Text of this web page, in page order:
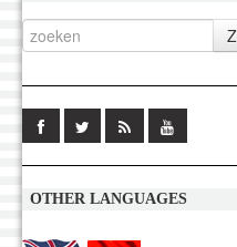
OTHER LANGUAGES